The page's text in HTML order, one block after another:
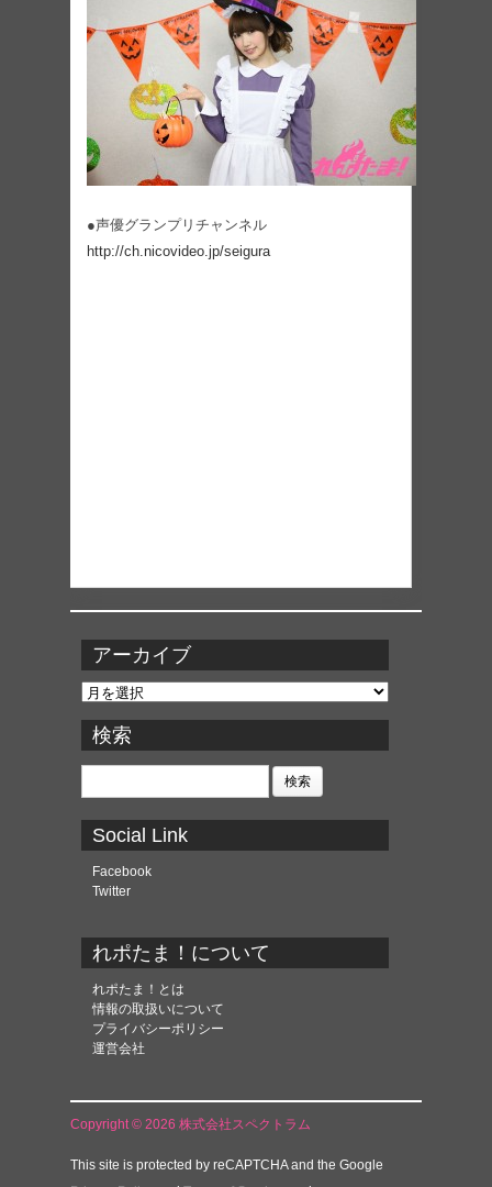
●声優グランプリチャンネル
http://ch.nicovideo.jp/seigura
アーカイブ
ア
カ
イ
ブ
検索
検
Social Link
Facebook
Twitter
れポたま！について
れポたま！とは
情報の取扱いについて
プライバシーポリシー
運営会社
Copyright © 2026 株式会社スペクトラム
This site is protected by reCAPTCHA and the Google